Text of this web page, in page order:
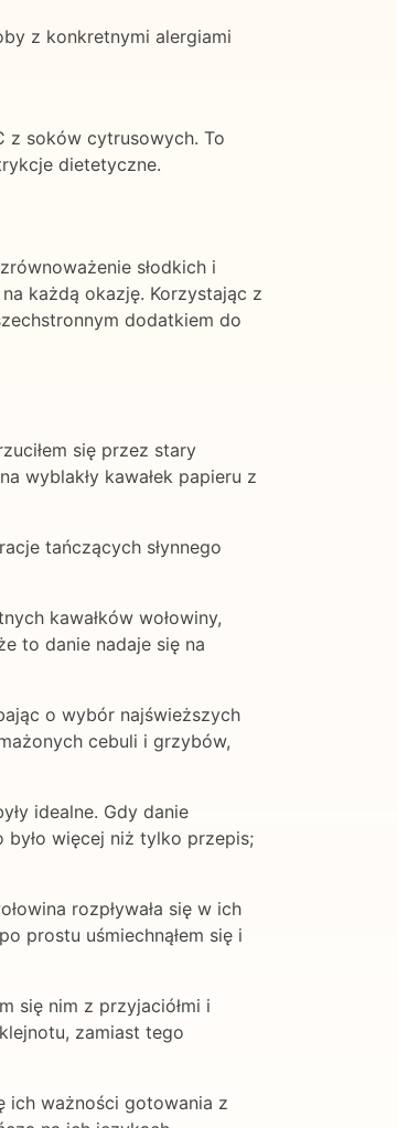
z konkretnymi alergiami
z soków cytrusowych. To
dietetyczne.
słodkich i
każdą okazję. Korzystając z
dodatkiem do
się przez stary
wyblakły kawałek papieru z
tańczących słynnego
kawałków wołowiny,
to danie nadaje się na
o wybór najświeższych
cebuli i grzybów,
idealne. Gdy danie
było więcej niż tylko przepis;
rozpływała się w ich
prostu uśmiechnąłem się i
się nim z przyjaciółmi i
zamiast tego
ich ważności gotowania z